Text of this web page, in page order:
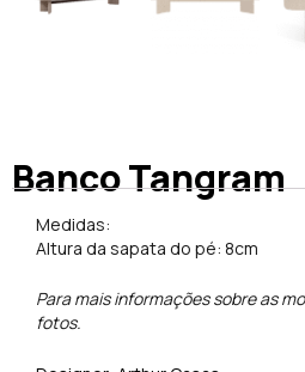
Banco Tangram
Medidas:
Altura da sapata do pé: 8cm
Para mais informações sobre as
fotos.